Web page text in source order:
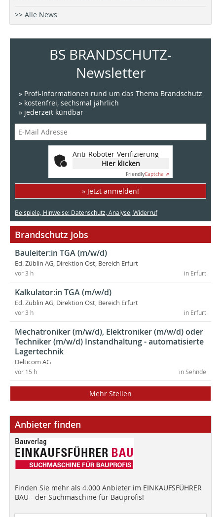
>> Alle News
BS BRANDSCHUTZ-
Newsletter
» Profi-Informationen rund um das Thema Brandschutz
» kostenfrei, sechsmal jährlich
» jederzeit kündbar
Anti-Roboter-Verifizierung
Hier klicken
FriendlyCaptcha ⇗
» Jetzt anmelden!
Beispiele, Hinweise: Datenschutz, Analyse, Widerruf
Brandschutz Jobs
Bauleiter:in TGA (m/w/d)
Ed. Züblin AG, Direktion Ost, Bereich Erfurt
in Erfurt
vor 3 h
Kalkulator:in TGA (m/w/d)
Ed. Züblin AG, Direktion Ost, Bereich Erfurt
in Erfurt
vor 3 h
Mechatroniker (m/w/d), Elektroniker (m/w/d) oder
Techniker (m/w/d) Instandhaltung - automatisierte
Lagertechnik
Delticom AG
in Sehnde
vor 15 h
Mehr Stellen
Anbieter finden
Finden Sie mehr als 4.000 Anbieter im EINKAUFSFÜHRER
BAU - der Suchmaschine für Bauprofis!